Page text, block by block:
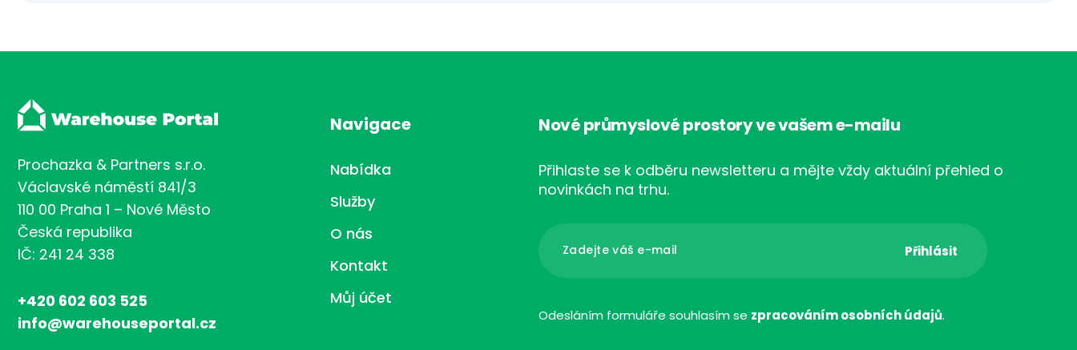
Prochazka & Partners s.r.o.
Václavské náměstí 841/3
110 00 Praha 1 – Nové Město
Česká republika
IČ: 241 24 338
+420 602 603 525
info@warehouseportal.cz
Navigace
Nabídka
Služby
O nás
Kontakt
Můj účet
Nové průmyslové prostory ve vašem e-mailu
Přihlaste se k odběru newsletteru a mějte vždy aktuální přehled o
novinkách na trhu.
Odesláním formuláře souhlasím se zpracováním osobních údajů.